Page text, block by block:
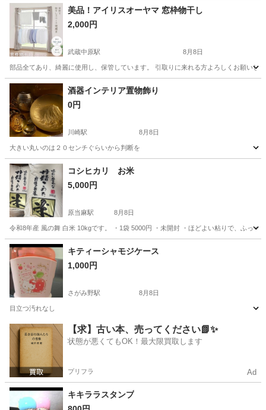
美品！アイリスオーヤマ 窓枠物干し
2,000円
武蔵中原駅 8月8日
部品全てあり、綺麗に使用し、保管しています。 引取りに来れる方よろしくお願い
神奈川 川崎市 武蔵中原駅 洗濯用品
酒器インテリア置物飾り
0円
川崎駅 8月8日
大きい丸いのは２０センチぐらいから判断を
神奈川 川崎市 川崎駅 その他
コシヒカリ お米
5,000円
原当麻駅 8月8日
令和8年産 風の舞 白米 10kgです。 ・1袋 5000円 ・未開封 ・ほどよい粘りで、ふっ
神奈川 相模原市 食器
キティーシャモジケース
1,000円
さがみ野駅 8月8日
目立つ汚れなし
神奈川 綾瀬市 さがみ野駅 生活雑貨 汚れ
【求】古い本、売ってください📗✨
状態が悪くてもOK！最大限買取します
プリフラ Ad
キキララスタンプ